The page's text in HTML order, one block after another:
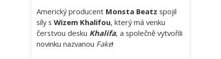
Americký producent Monsta Beatz spojil
síly s Wizem Khalifou, který má venku
čerstvou desku Khalifa, a společně vytvořili
novinku nazvanou Fake!